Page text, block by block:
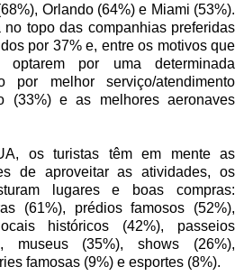
Orlando (64%) e Miami (53%).
topo das companhias preferidas
por 37% e, entre os motivos que
por uma determinada
por melhor serviço/atendimento
(33%) e as melhores aeronaves
os turistas têm em mente as
de aproveitar as atividades, os
lugares e boas compras:
(61%), prédios famosos (52%),
históricos (42%), passeios
museus (35%), shows (26%),
famosas (9%) e esportes (8%).